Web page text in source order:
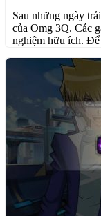
Sau những ngày
của Omg 3Q. Các
nghiệm hữu ích.